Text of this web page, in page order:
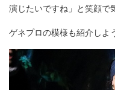
演じたいですね」と笑顔で
ゲネプロの模様も紹介しよ